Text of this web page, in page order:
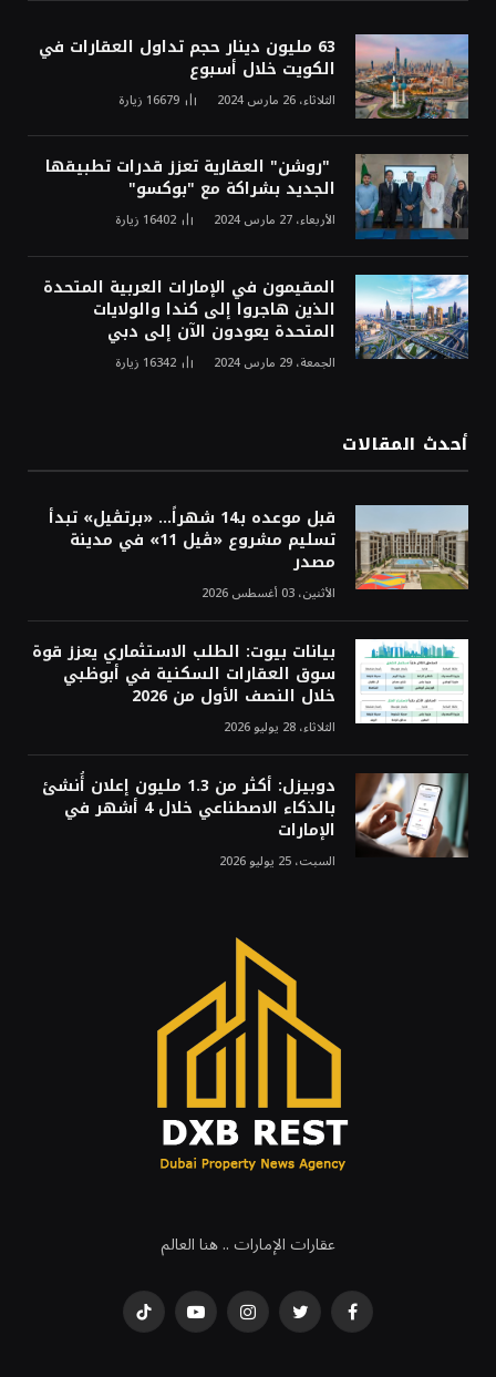
63 مليون دينار حجم تداول العقارات في
الكويت خلال أسبوع
الثلاثاء، 26 مارس 2024 16679 زيارة
"روشن" العقارية تعزز قدرات تطبيقها
الجديد بشراكة مع "بوكسو"
الأربعاء، 27 مارس 2024 16402 زيارة
المقيمون في الإمارات العربية المتحدة
الذين هاجروا إلى كندا والولايات
المتحدة يعودون الآن إلى دبي
الجمعة، 29 مارس 2024 16342 زيارة
أحدث المقالات
قبل موعده بـ14 شهراً... «برتڤيل» تبدأ
تسليم مشروع «ڤيل 11» في مدينة
مصدر
الأثنين، 03 أغسطس 2026
بيانات بيوت: الطلب الاستثماري يعزز قوة
سوق العقارات السكنية في أبوظبي
خلال النصف الأول من 2026
الثلاثاء، 28 يوليو 2026
دوبيزل: أكثر من 1.3 مليون إعلان أُنشئ
بالذكاء الاصطناعي خلال 4 أشهر في
الإمارات
السبت، 25 يوليو 2026
عقارات الإمارات .. هنا العالم
فيسبوكتويتر انستغراميوتيوب تيكتوك